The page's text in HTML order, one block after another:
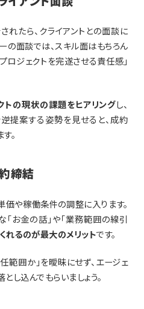
れたら、クライアントとの面談に
の面談では、スキル面はもちろん
プロジェクトを完遂させる責任感」
トの現状の課題をヒアリングし、
提案する姿勢を見せると、成約
。
締結
や稼働条件の調整に入ります。
お金の話」や「業務範囲の線引
れるのが最大のメリットです。
範囲か」を曖昧にせず、エージェ
し込んでもらいましょう。